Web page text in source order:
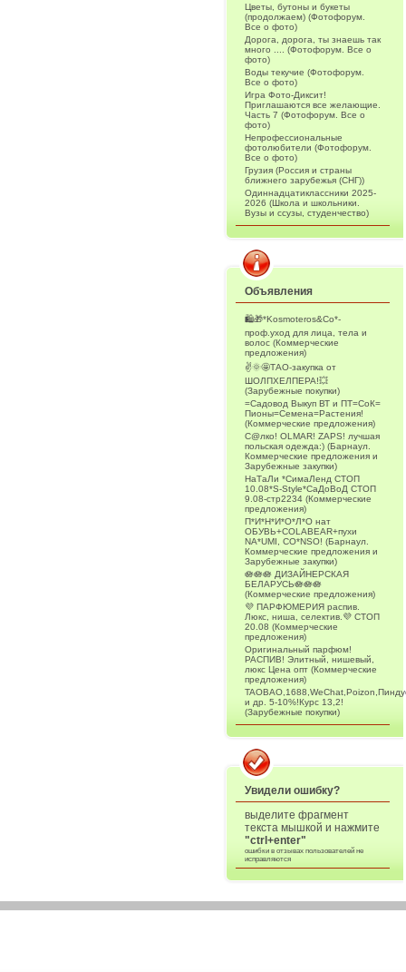
Цветы, бутоны и букеты
(продолжаем) (Фотофорум.
Все о фото)
Дорога, дорога, ты знаешь так
много .... (Фотофорум. Все о
фото)
Воды текучие (Фотофорум.
Все о фото)
Игра Фото-Диксит!
Приглашаются все желающие.
Часть 7 (Фотофорум. Все о
фото)
Непрофессиональные
фотолюбители (Фотофорум.
Все о фото)
Грузия (Россия и страны
ближнего зарубежья (СНГ))
Одиннадцатиклассники 2025-
2026 (Школа и школьники.
Вузы и ссузы, студенчество)
Объявления
🛍️🎁*Kosmoteros&Co*-
проф.уход для лица, тела и
волос (Коммерческие
предложения)
✌️🌞🤩ТАО-закупка от
ШОЛПХЕЛПЕРА!💥
(Зарубежные покупки)
=Садовод Выкуп ВТ и ПТ=СоК=
Пионы=Семена=Растения!
(Коммерческие предложения)
С@лко! OLMAR! ZAPS! лучшая
польская одежда:) (Барнаул.
Коммерческие предложения и
Зарубежные закупки)
НаТаЛи *СимаЛенд СТОП
10.08*S-Style*СаДоВоД СТОП
9.08-стр2234 (Коммерческие
предложения)
П*И*Н*И*О*Л*О нат
ОБУВЬ+COLABEAR+пухи
NA*UMI, CO*NSO! (Барнаул.
Коммерческие предложения и
Зарубежные закупки)
🪷🪷🪷 ДИЗАЙНЕРСКАЯ
БЕЛАРУСЬ🪷🪷🪷
(Коммерческие предложения)
💜 ПАРФЮМЕРИЯ распив.
Люкс, ниша, селектив.💜 СТОП
20.08 (Коммерческие
предложения)
Оригинальный парфюм!
РАСПИВ! Элитный, нишевый,
люкс Цена опт (Коммерческие
предложения)
и др. 5-10%!Курс 13,2!
(Зарубежные покупки)
Увидели ошибку?
выделите фрагмент
текста мышкой и нажмите
"ctrl+enter"
ошибки в отзывах пользователей не
исправляются